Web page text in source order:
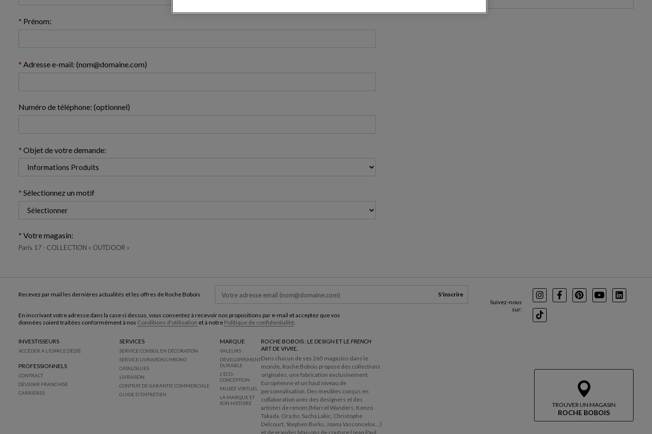
Prénom:
Adresse e-mail: (nom@domaine.com)
Numéro de téléphone: (optionnel)
Objet de votre demande:
Sélectionnez un motif
Votre magasin:
Paris 17 - COLLECTION « OUTDOOR »
TROUVER UN MAGASIN
ROCHE BOBOIS
Suivez-nous
sur:
InstagramFacebookPinterest
YoutubeLinkedIn
TikTok
Recevez par mail les dernières actualités et les offres de Roche Bobois S'inscrire
En inscrivant votre adresse dans la case ci dessus, vous consentez à recevoir nos propositions par e-mail et acceptez que vos
données soient traitées conformément à nos Conditions d'utilisation et à notre Politique de confidentialité
INVESTISSEURS
ACCÉDER À L'ESPACE DÉDIÉ
PROFESSIONNELS
CONTRACT
DEVENIR FRANCHISÉ
CARRIÈRES
SERVICES
SERVICE CONSEIL EN DÉCORATION
SERVICE LIVRAISON CHRONO
CATALOGUES
LIVRAISON
CONTRAT DE GARANTIE COMMERCIALE
GUIDE D'ENTRETIEN
MARQUE
VALEURS
DÉVELOPPEMENT
DURABLE
L'ÉCO-
CONCEPTION
MUSÉE VIRTUEL
LA MARQUE ET
SON HISTOIRE
ROCHE BOBOIS : LE DESIGN ET LE FRENCH
ART DE VIVRE.
Dans chacun de ses 265 magasins dans le
monde, Roche Bobois propose des collections
originales, une fabrication exclusivement
Européenne et un haut niveau de
personnalisation. Des meubles conçus en
collaboration avec des designers et des
artistes de renom (Marcel Wanders, Kenzo
Takada, Ora Ito, Sacha Lakic, Christophe
Delcourt, Stephen Burks, Joana Vasconcelos...)
et de grandes Maisons de couture (Jean Paul